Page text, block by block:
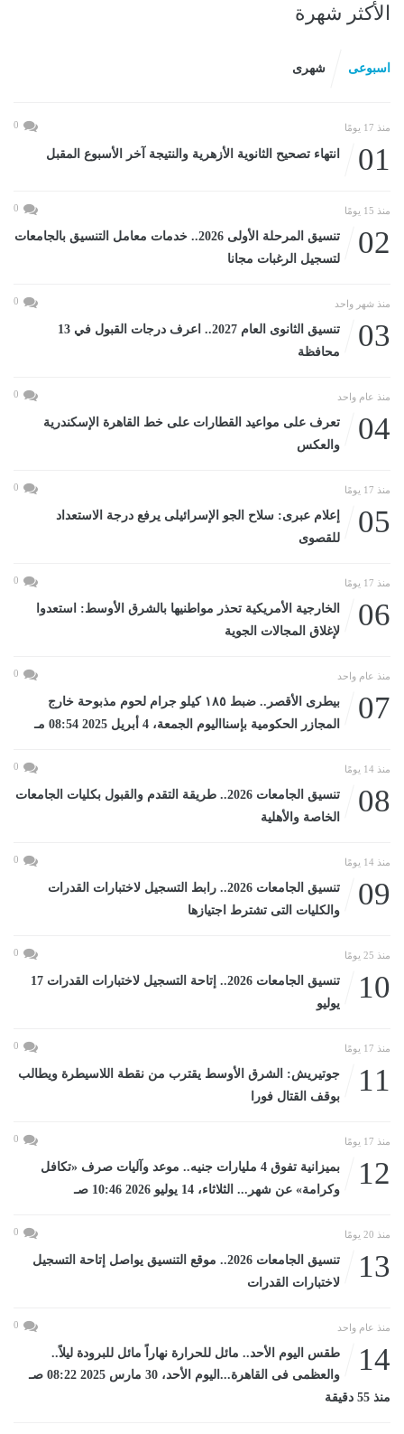
الأكثر شهرة
اسبوعى شهرى
منذ 17 يومًا 0
01 انتهاء تصحيح الثانوية الأزهرية والنتيجة آخر الأسبوع المقبل
منذ 15 يومًا 0
02
تنسيق المرحلة الأولى 2026.. خدمات معامل التنسيق بالجامعات
لتسجيل الرغبات مجانا
منذ شهر واحد 0
03
تنسيق الثانوى العام 2027.. اعرف درجات القبول في 13
محافظة
منذ عام واحد 0
04
تعرف على مواعيد القطارات على خط القاهرة الإسكندرية
والعكس
منذ 17 يومًا 0
05
إعلام عبرى: سلاح الجو الإسرائيلى يرفع درجة الاستعداد
للقصوى
منذ 17 يومًا 0
06
الخارجية الأمريكية تحذر مواطنيها بالشرق الأوسط: استعدوا
لإغلاق المجالات الجوية
منذ عام واحد 0
07
بيطرى الأقصر.. ضبط ١٨٥ كيلو جرام لحوم مذبوحة خارج
المجازر الحكومية بإسنااليوم الجمعة، 4 أبريل 2025 08:54 مـ
منذ 14 يومًا 0
08
تنسيق الجامعات 2026.. طريقة التقدم والقبول بكليات الجامعات
الخاصة والأهلية
منذ 14 يومًا 0
09
تنسيق الجامعات 2026.. رابط التسجيل لاختبارات القدرات
والكليات التى تشترط اجتيازها
منذ 25 يومًا 0
10
تنسيق الجامعات 2026.. إتاحة التسجيل لاختبارات القدرات 17
يوليو
منذ 17 يومًا 0
11
جوتيريش: الشرق الأوسط يقترب من نقطة اللاسيطرة ويطالب
بوقف القتال فورا
منذ 17 يومًا 0
12
بميزانية تفوق 4 مليارات جنيه.. موعد وآليات صرف «تكافل
وكرامة» عن شهر... الثلاثاء، 14 يوليو 2026 10:46 صـ
منذ 20 يومًا 0
13
تنسيق الجامعات 2026.. موقع التنسيق يواصل إتاحة التسجيل
لاختبارات القدرات
منذ عام واحد 0
14
طقس اليوم الأحد.. مائل للحرارة نهاراً مائل للبرودة ليلاً..
والعظمى فى القاهرة...اليوم الأحد، 30 مارس 2025 08:22 صـ
منذ 55 دقيقة